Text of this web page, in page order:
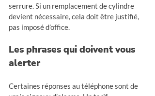
serrure. Si un remplacement de cylindre
devient nécessaire, cela doit être justifié,
pas imposé d’office.
Les phrases qui doivent vous
alerter
Certaines réponses au téléphone sont de